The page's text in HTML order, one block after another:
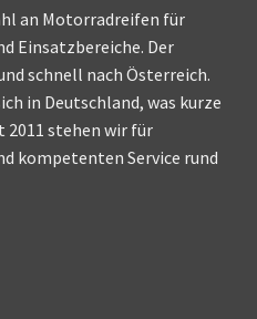
an Motorradreifen für
Einsatzbereiche. Der
schnell nach Österreich.
in Deutschland, was kurze
stehen wir für
kompetenten Service rund